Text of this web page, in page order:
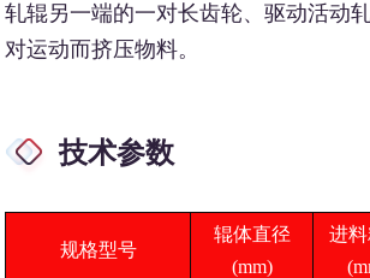
轧辊另一端的一对长齿轮、驱动活动
对运动而挤压物料。
技术参数
规格型号
辊体直径
(mm)
进